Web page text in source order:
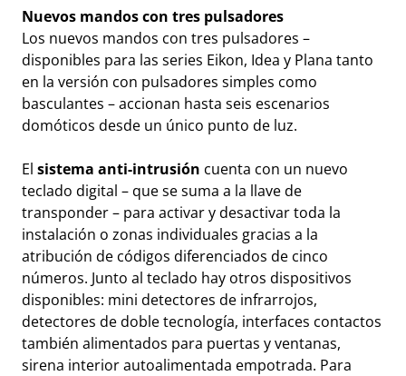
Nuevos mandos con tres pulsadores
Los nuevos mandos con tres pulsadores –
disponibles para las series Eikon, Idea y Plana tanto
en la versión con pulsadores simples como
basculantes – accionan hasta seis escenarios
domóticos desde un único punto de luz.
El sistema anti-intrusión cuenta con un nuevo
teclado digital – que se suma a la llave de
transponder – para activar y desactivar toda la
instalación o zonas individuales gracias a la
atribución de códigos diferenciados de cinco
números. Junto al teclado hay otros dispositivos
disponibles: mini detectores de infrarrojos,
detectores de doble tecnología, interfaces contactos
también alimentados para puertas y ventanas,
sirena interior autoalimentada empotrada. Para